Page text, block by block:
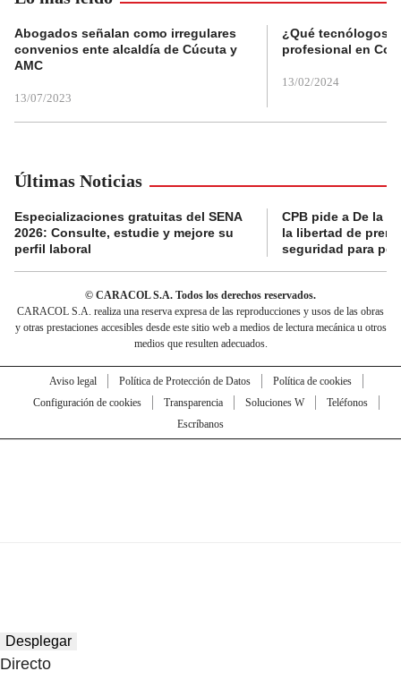
Abogados señalan como irregulares
convenios ente alcaldía de Cúcuta y
AMC
13/07/2023
¿Qué tecnólogos
profesional en
13/02/2024
Últimas Noticias
Especializaciones gratuitas del SENA
2026: Consulte, estudie y mejore su
perfil laboral
CPB pide a De la
la libertad de
seguridad para
© CARACOL S.A. Todos los derechos reservados.
CARACOL S.A. realiza una reserva expresa de las reproducciones y usos de las obras
y otras prestaciones accesibles desde este sitio web a medios de lectura mecánica u otros
medios que resulten adecuados.
Aviso legal Política de Protección de Datos
Política de cookies
Configuración de cookies
Transparencia Soluciones W
Teléfonos
Escríbanos
Desplegar
Directo